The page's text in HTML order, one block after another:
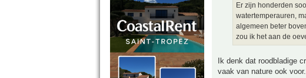
Er zijn honderden
watertemperauren,
algemeen beter
zou ik het aan de
Ik denk dat roodbladige
vaak van nature ook